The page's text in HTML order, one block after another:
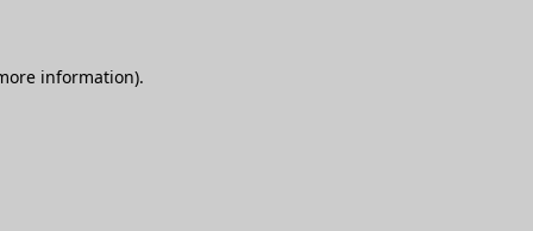
information).